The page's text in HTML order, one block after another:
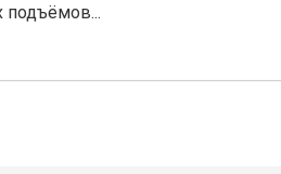
подъёмов...